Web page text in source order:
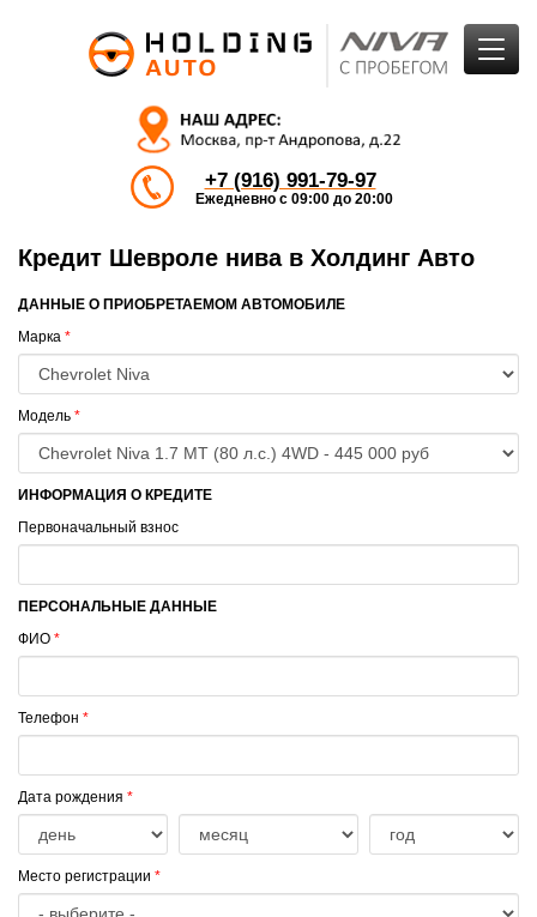
+7 (916) 991-79-97
Ежедневно с 09:00 до 20:00
Кредит Шевроле нива в Холдинг Авто
ДАННЫЕ О ПРИОБРЕТАЕМОМ АВТОМОБИЛЕ
Марка *
Модель *
ИНФОРМАЦИЯ О КРЕДИТЕ
Первоначальный взнос
ПЕРСОНАЛЬНЫЕ ДАННЫЕ
ФИО *
Телефон *
Дата рождения *
Место регистрации *